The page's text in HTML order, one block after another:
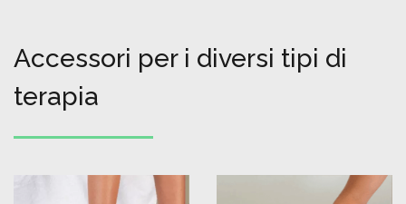
Accessori per i diversi tipi di
terapia